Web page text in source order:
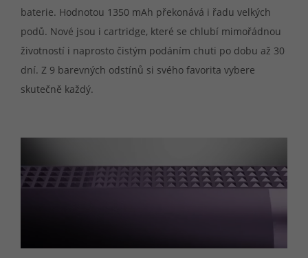
baterie. Hodnotou 1350 mAh překonává i řadu velkých
podů. Nové jsou i cartridge, které se chlubí mimořádnou
životností i naprosto čistým podáním chuti po dobu až 30
dní. Z 9 barevných odstínů si svého favorita vybere
skutečně každý.